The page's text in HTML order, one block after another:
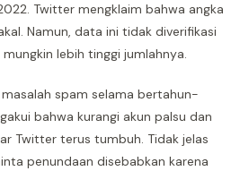
Twitter mengklaim bahwa angka
Namun, data ini tidak diverifikasi
lebih tinggi jumlahnya.
spam selama bertahun-
bahwa kurangi akun palsu dan
Twitter terus tumbuh. Tidak jelas
penundaan disebabkan karena